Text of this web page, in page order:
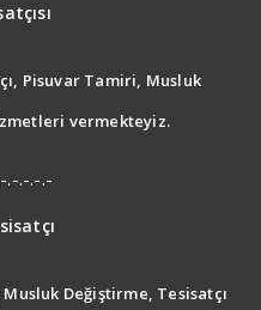
Pisuvar Tamiri, Musluk
vermekteyiz.
.-.-.-.-
Değiştirme, Tesisatçı